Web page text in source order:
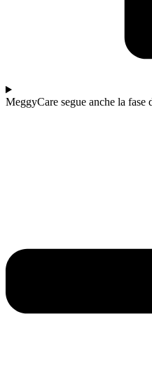
MeggyCare segue anche la